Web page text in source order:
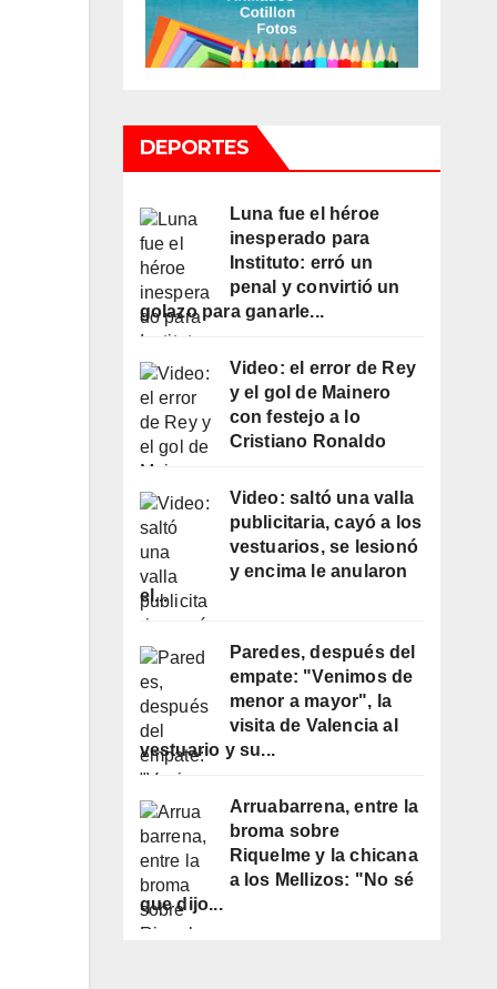
DEPORTES
Luna fue el héroe
inesperado para
Instituto: erró un
penal y convirtió un
golazo para ganarle...
Video: el error de Rey
y el gol de Mainero
con festejo a lo
Cristiano Ronaldo
Video: saltó una valla
publicitaria, cayó a los
vestuarios, se lesionó
y encima le anularon
el...
Paredes, después del
empate: "Venimos de
menor a mayor", la
visita de Valencia al
vestuario y su...
Arruabarrena, entre la
broma sobre
Riquelme y la chicana
a los Mellizos: "No sé
que dijo...